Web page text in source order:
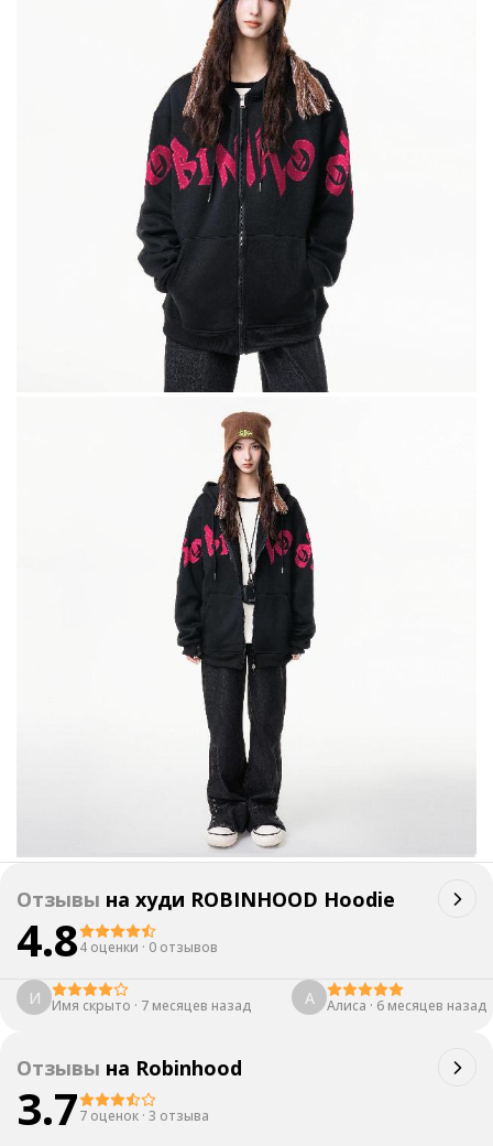
Отзывы на худи ROBINHOOD Hoodie
4.84 оценки · 0 отзывов
И Имя скрыто · 7 месяцев назад А Алиса · 6 месяцев назад
Отзывы на Robinhood
3.77 оценок · 3 отзыва